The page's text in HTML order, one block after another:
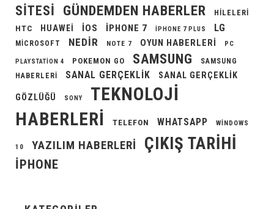
SITESI
GÜNDEMDEN HABERLER
HILELERI
HTC
HUAWEI IOS IPHONE 7 IPHONE 7 PLUS LG
MICROSOFT NEDIR NOTE 7 OYUN HABERLERI PC
PLAYSTATION 4 POKEMON GO SAMSUNG
SAMSUNG
HABERLERI
SANAL GERÇEKLIK SANAL GERÇEKLIK
GÖZLÜĞÜ SONY
TEKNOLOJI
HABERLERI
TELEFON WHATSAPP WINDOWS
10 YAZILIM HABERLERI ÇIKIŞ TARIHI
İPHONE